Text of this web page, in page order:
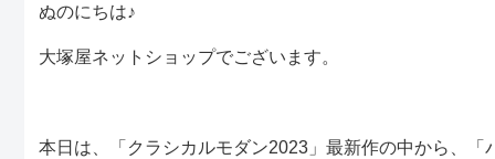
ぬのにちは♪
大塚屋ネットショップでございます。
本日は、「クラシカルモダン2023」最新作の中から、